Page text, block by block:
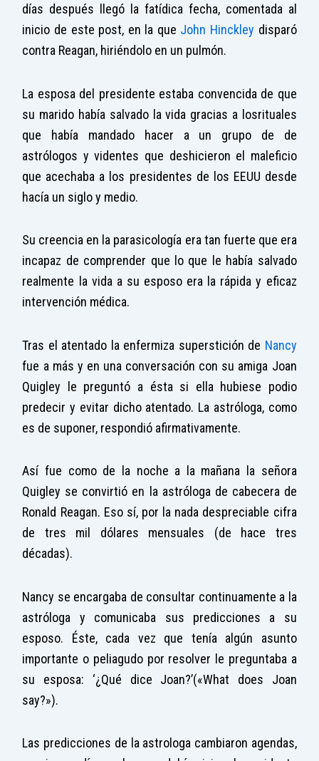
días después llegó la fatídica fecha, comentada al
inicio de este post, en la que John Hinckley disparó
contra Reagan, hiriéndolo en un pulmón.
La esposa del presidente estaba convencida de que
su marido había salvado la vida gracias a losrituales
que había mandado hacer a un grupo de de
astrólogos y videntes que deshicieron el maleficio
que acechaba a los presidentes de los EEUU desde
hacía un siglo y medio.
Su creencia en la parasicología era tan fuerte que era
incapaz de comprender que lo que le había salvado
realmente la vida a su esposo era la rápida y eficaz
intervención médica.
Tras el atentado la enfermiza superstición de Nancy
fue a más y en una conversación con su amiga Joan
Quigley le preguntó a ésta si ella hubiese podio
predecir y evitar dicho atentado. La astróloga, como
es de suponer, respondió afirmativamente.
Así fue como de la noche a la mañana la señora
Quigley se convirtió en la astróloga de cabecera de
Ronald Reagan. Eso sí, por la nada despreciable cifra
de tres mil dólares mensuales (de hace tres
décadas).
Nancy se encargaba de consultar continuamente a la
astróloga y comunicaba sus predicciones a su
esposo. Éste, cada vez que tenía algún asunto
importante o peliagudo por resolver le preguntaba a
su esposa: ‘¿Qué dice Joan?’(«What does Joan
say?»).
Las predicciones de la astrologa cambiaron agendas,